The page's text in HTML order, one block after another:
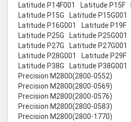
Latitude P14F001
Latitude P15F
Latitude P15G
Latitude P15G001
Latitude P16G001
Latitude P19F
Latitude P25G
Latitude P25G001
Latitude P27G
Latitude P27G001
Latitude P28G001
Latitude P29F
Latitude P38G
Latitude P38G001
Precision M2800(2800-0552)
Precision M2800(2800-0569)
Precision M2800(2800-0576)
Precision M2800(2800-0583)
Precision M2800(2800-1770)